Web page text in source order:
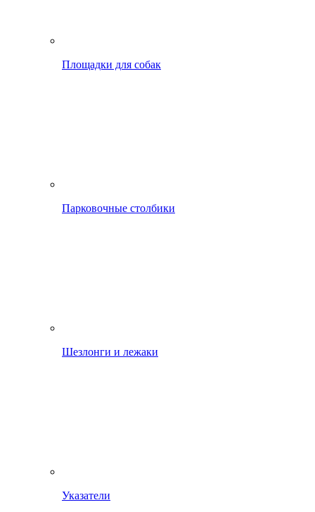
Площадки для собак
Парковочные столбики
Шезлонги и лежаки
Указатели